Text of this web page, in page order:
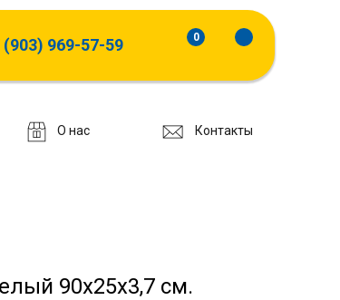
(903) 969-57-59 0
Контакты
О нас
90х25х3,7 см.